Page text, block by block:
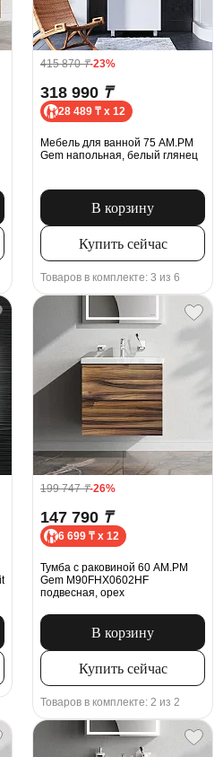
415 870₸-23%
318 990 ₸
28 489 ₸ x 12
Мебель для ванной 75 AM.PM
Gem напольная, белый глянец
В корзину
Купить сейчас
Товаров в комплекте: 3 из 6
199 747₸-26%
147 790 ₸
6 699 ₸ x 12
Тумба с раковиной 60 AM.PM
Gem M90FHX0602HF
подвесная, орех
В корзину
Купить сейчас
Товаров в комплекте: 2 из 2